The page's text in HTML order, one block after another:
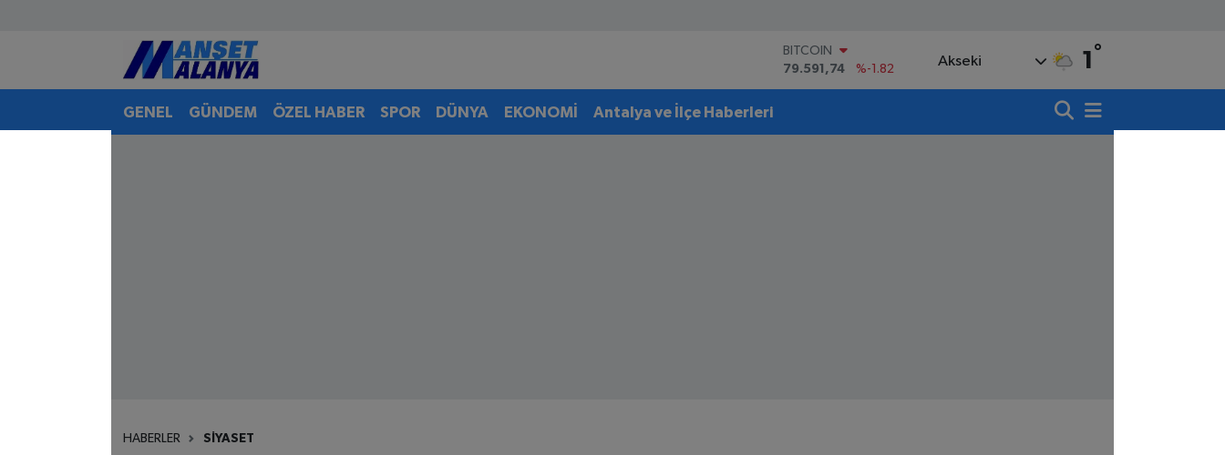
79.591,74
DOLAR
45,43620
%0.02
Akseki 1 °
GENEL GÜNDEM ÖZEL HABER SPOR DÜNYA EKONOMİ Antalya ve İlçe Haberleri
HABERLER SİYASET
Antalya Nöbetçi Eczaneler
Antalya Hava Durumu